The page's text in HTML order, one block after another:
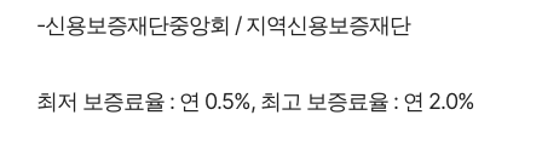
-신용보증재단중앙회 / 지역신용보증재단
최저 보증료율 : 연 0.5%, 최고 보증료율 : 연 2.0%